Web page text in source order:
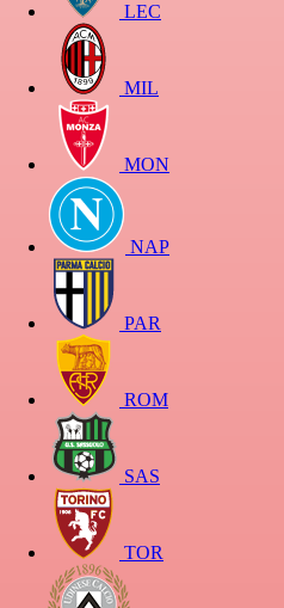
LEC
MIL
MON
NAP
PAR
ROM
SAS
TOR